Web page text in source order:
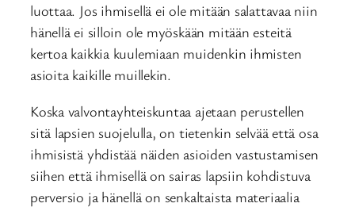
luottaa. Jos ihmisellä ei ole mitään salattavaa niin
hänellä ei silloin ole myöskään mitään esteitä
kertoa kaikkia kuulemiaan muidenkin ihmisten
asioita kaikille muillekin.
Koska valvontayhteiskuntaa ajetaan perustellen
sitä lapsien suojelulla, on tietenkin selvää että osa
ihmisistä yhdistää näiden asioiden vastustamisen
siihen että ihmisellä on sairas lapsiin kohdistuva
perversio ja hänellä on senkaltaista materiaalia